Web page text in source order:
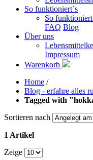
So funktioniert´s
So
FAQ Blog
Über uns
Impressum
Warenkorb
Home /
Blog - erfahre alles
Tagged with
Sortieren nach
1 Artikel
Zeige